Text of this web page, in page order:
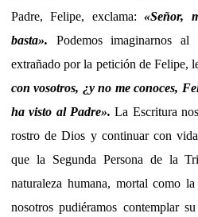
Padre, Felipe, exclama:«Señor,
basta». Podemos imaginarnos
extrañado por la petición de Felipe,
con vosotros, ¿y no me conoces,
ha visto al Padre».La Escritura
rostro de Dios y continuar con
que la Segunda Persona de la
naturaleza humana, mortal como
nosotros pudiéramos contemplar